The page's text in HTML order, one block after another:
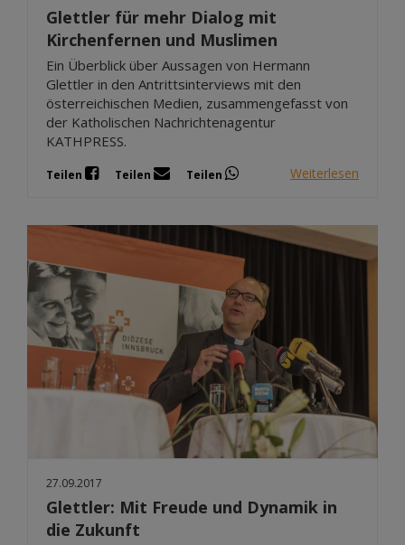
Glettler für mehr Dialog mit
Kirchenfernen und Muslimen
Ein Überblick über Aussagen von Hermann
Glettler in den Antrittsinterviews mit den
österreichischen Medien, zusammengefasst von
der Katholischen Nachrichtenagentur
KATHPRESS.
Teilen Teilen Teilen Weiterlesen
27.09.2017
Glettler: Mit Freude und Dynamik in
die Zukunft